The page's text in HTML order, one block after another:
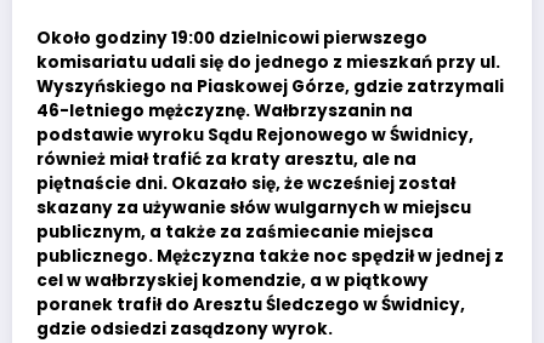
Około godziny 19:00 dzielnicowi pierwszego
komisariatu udali się do jednego z mieszkań przy ul.
Wyszyńskiego na Piaskowej Górze, gdzie zatrzymali
46-letniego mężczyznę. Wałbrzyszanin na
podstawie wyroku Sądu Rejonowego w Świdnicy,
również miał trafić za kraty aresztu, ale na
piętnaście dni. Okazało się, że wcześniej został
skazany za używanie słów wulgarnych w miejscu
publicznym, a także za zaśmiecanie miejsca
publicznego. Mężczyzna także noc spędził w jednej z
cel w wałbrzyskiej komendzie, a w piątkowy
poranek trafił do Aresztu Śledczego w Świdnicy,
gdzie odsiedzi zasądzony wyrok.